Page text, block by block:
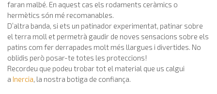
faran malbé. En aquest cas els rodaments ceràmics o
hermètics són mé recomanables.
D’altra banda, si ets un patinador experimentat, patinar sobre
el terra moll et permetrà gaudir de noves sensacions sobre els
patins com fer derrapades molt més llargues i divertides. No
oblidis però posar-te totes les proteccions!
Recordeu que podeu trobar tot el material que us calgui
a Inercia, la nostra botiga de confiança.